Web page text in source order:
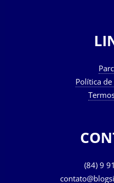
Política
(84) 9